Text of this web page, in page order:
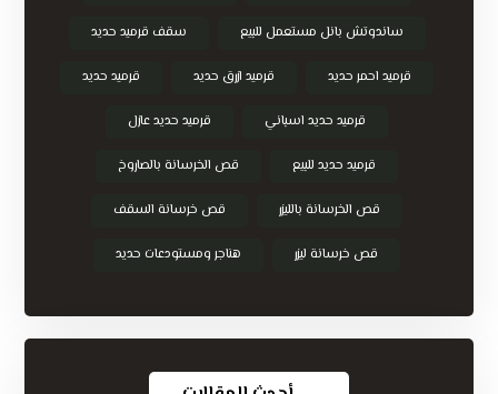
ساندوتش بانل مستعمل للبيع سقف قرميد حديد
قرميد احمر حديد قرميد ازرق حديد قرميد حديد
قرميد حديد اسباني قرميد حديد عازل
قرميد حديد للبيع قص الخرسانة بالصاروخ
قص الخرسانة بالليزر قص خرسانة السقف
قص خرسانة ليزر هناجر ومستودعات حديد